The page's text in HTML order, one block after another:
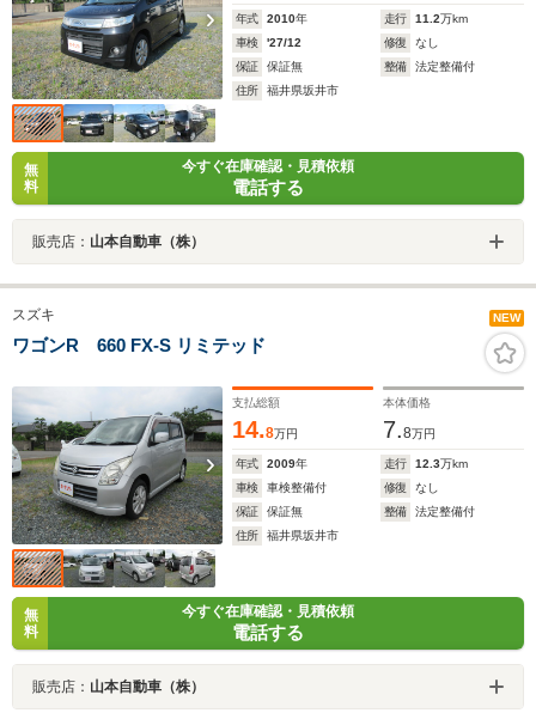
年式 2010年 走行 11.2万km
車検
'27/12 修復
なし
保証
保証無 整備
法定整備付
住所
福井県坂井市
無
料
今すぐ在庫確認・見積依頼
電話する
販売店： 山本自動車（株）
スズキ NEW
ワゴンR 660 FX-S リミテッド
支払総額
14.8万円
本体価格
7.8万円
年式 2009年 走行 12.3万km
車検
車検整備付 修復
なし
保証
保証無 整備
法定整備付
住所
福井県坂井市
無
料
今すぐ在庫確認・見積依頼
電話する
販売店： 山本自動車（株）